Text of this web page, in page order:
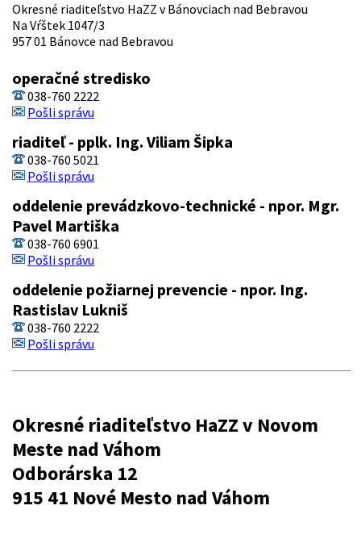
Okresné riaditeľstvo HaZZ v Bánovciach nad Bebravou
Na Vŕštek 1047/3
957 01 Bánovce nad Bebravou
operačné stredisko
038-760 2222
Pošli správu
riaditeľ - pplk. Ing. Viliam Šipka
038-760 5021
Pošli správu
oddelenie prevádzkovo-technické - npor. Mgr.
Pavel Martiška
038-760 6901
Pošli správu
oddelenie požiarnej prevencie - npor. Ing.
Rastislav Lukniš
038-760 2222
Pošli správu
Okresné riaditeľstvo HaZZ v Novom
Meste nad Váhom
Odborárska 12
915 41 Nové Mesto nad Váhom